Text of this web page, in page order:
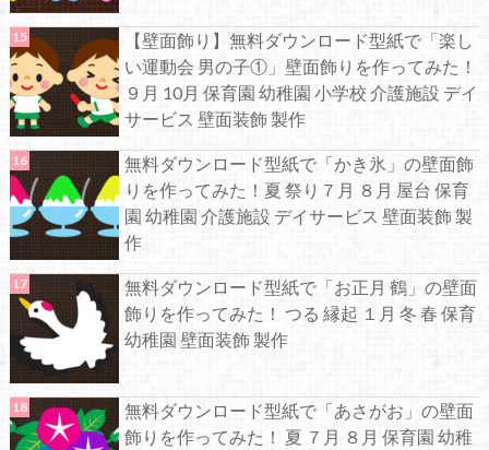
【壁面飾り】無料ダウンロード型紙で「楽し
い運動会 男の子①」壁面飾りを作ってみた！
９月 10月 保育園 幼稚園 小学校 介護施設 デイ
サービス 壁面装飾 製作
無料ダウンロード型紙で「かき氷」の壁面飾
りを作ってみた！夏 祭り７月 ８月 屋台 保育
園 幼稚園 介護施設 デイサービス 壁面装飾 製
作
無料ダウンロード型紙で「お正月 鶴」の壁面
飾りを作ってみた！ つる 縁起 １月 冬 春 保育
幼稚園 壁面装飾 製作
無料ダウンロード型紙で「あさがお」の壁面
飾りを作ってみた！ 夏 ７月 ８月 保育園 幼稚